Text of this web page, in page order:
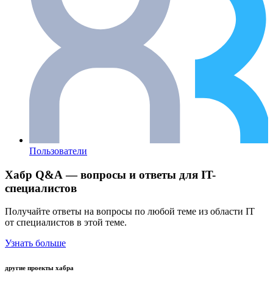
Пользователи
Хабр Q&A — вопросы и ответы для IT-
специалистов
Получайте ответы на вопросы по любой теме из области IT
от специалистов в этой теме.
Узнать больше
другие проекты хабра